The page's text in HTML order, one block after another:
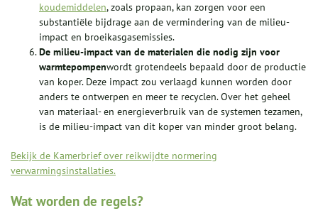
koudemiddelen, zoals propaan, kan zorgen voor een
substantiële bijdrage aan de vermindering van de milieu-
impact en broeikasgasemissies.
De milieu-impact van de materialen die nodig zijn voor
warmtepompenwordt grotendeels bepaald door de productie
van koper. Deze impact zou verlaagd kunnen worden door
anders te ontwerpen en meer te recyclen. Over het geheel
van materiaal- en energieverbruik van de systemen tezamen,
is de milieu-impact van dit koper van minder groot belang.
Bekijk de Kamerbrief over reikwijdte normering
verwarmingsinstallaties.
Wat worden de regels?